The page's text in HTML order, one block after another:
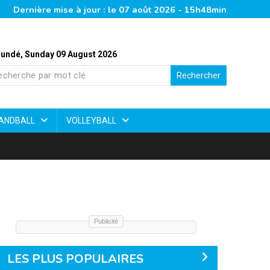
Dernière mise à jour : le 07 août 2026 - 15h48min
Sunday 09 August 2026
Rechercher
VOLLEYBALL
Publicité
LES PLUS POPULAIRES